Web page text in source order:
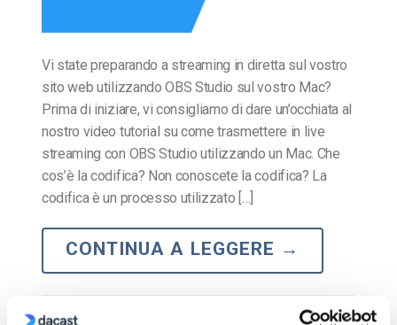
Vi state preparando a streaming in diretta sul vostro
sito web utilizzando OBS Studio sul vostro Mac?
Prima di iniziare, vi consigliamo di dare un’occhiata al
nostro video tutorial su come trasmettere in live
streaming con OBS Studio utilizzando un Mac. Che
cos’è la codifica? Non conoscete la codifica? La
codifica è un processo utilizzato […]
CONTINUA A LEGGERE →